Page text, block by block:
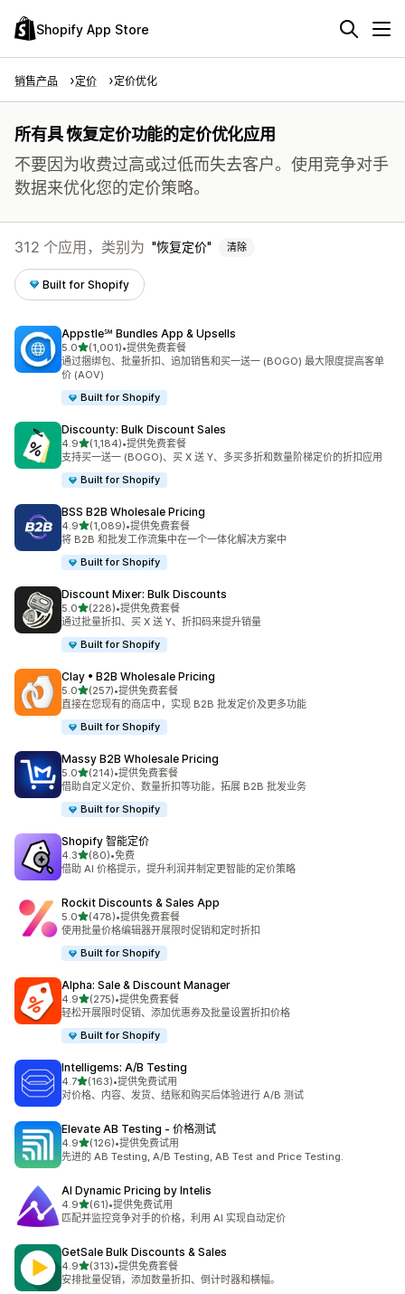
Shopify App Store
销售产品 定价 定价优化
所有具 恢复定价功能的定价优化应用
不要因为收费过高或过低而失去客户。使用竞争对手
数据来优化您的定价策略。
312 个应用，类别为 恢复定价 清除
Built for Shopify
Appstle℠ Bundles App & Upsells
5.0星（满分 5 星）
(1,001)
总共 1001 条评论
•提供免费套餐
通过捆绑包、批量折扣、追加销售和买一送一 (BOGO) 最大限度提高客单
价 (AOV)
Built for Shopify
Discounty: Bulk Discount Sales
4.9星（满分 5 星）
(1,184)
总共 1184 条评论
•提供免费套餐
支持买一送一 (BOGO)、买 X 送 Y、多买多折和数量阶梯定价的折扣应用
Built for Shopify
BSS B2B Wholesale Pricing
4.9星（满分 5 星）
(1,089)
总共 1089 条评论
•提供免费套餐
将 B2B 和批发工作流集中在一个一体化解决方案中
Built for Shopify
Discount Mixer: Bulk Discounts
5.0星（满分 5 星）
(228)
总共 228 条评论
•提供免费套餐
通过批量折扣、买 X 送 Y、折扣码来提升销量
Built for Shopify
Clay • B2B Wholesale Pricing
5.0星（满分 5 星）
(257)
总共 257 条评论
•提供免费套餐
直接在您现有的商店中，实现 B2B 批发定价及更多功能
Built for Shopify
Massy B2B Wholesale Pricing
5.0星（满分 5 星）
(214)
总共 214 条评论
•提供免费套餐
借助自定义定价、数量折扣等功能，拓展 B2B 批发业务
Built for Shopify
Shopify 智能定价
4.3星（满分 5 星）
(80)
总共 80 条评论
•免费
借助 AI 价格提示，提升利润并制定更智能的定价策略
Rockit Discounts & Sales App
5.0星（满分 5 星）
(478)
总共 478 条评论
•提供免费套餐
使用批量价格编辑器开展限时促销和定时折扣
Built for Shopify
Alpha: Sale & Discount Manager
4.9星（满分 5 星）
(275)
总共 275 条评论
•提供免费套餐
轻松开展限时促销、添加优惠券及批量设置折扣价格
Built for Shopify
Intelligems: A/B Testing
4.7星（满分 5 星）
(163)
总共 163 条评论
•提供免费试用
对价格、内容、发货、结账和购买后体验进行 A/B 测试
Elevate AB Testing ‑ 价格测试
4.9星（满分 5 星）
(126)
总共 126 条评论
•提供免费试用
先进的 AB Testing, A/B Testing, AB Test and Price Testing.
AI Dynamic Pricing by Intelis
4.9星（满分 5 星）
(61)
总共 61 条评论
•提供免费试用
匹配并监控竞争对手的价格，利用 AI 实现自动定价
GetSale Bulk Discounts & Sales
4.9星（满分 5 星）
(313)
总共 313 条评论
•提供免费套餐
安排批量促销，添加数量折扣、倒计时器和横幅。